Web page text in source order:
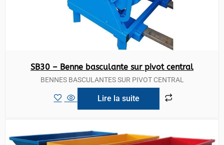
SB30 – Benne basculante sur pivot central
BENNES BASCULANTES SUR PIVOT CENTRAL
Lire la suite